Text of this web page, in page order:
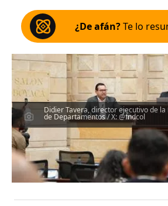
¿De afán?Te lo
Didier Tavera, director ejecutivo de
de Departamentos / X: @fndcol